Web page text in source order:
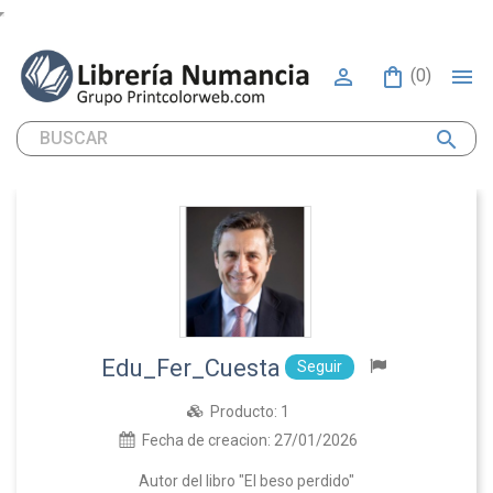
 (0) 
search
Edu_Fer_Cuesta Seguir
Producto: 1
Fecha de creacion: 27/01/2026
Autor del libro "El beso perdido"